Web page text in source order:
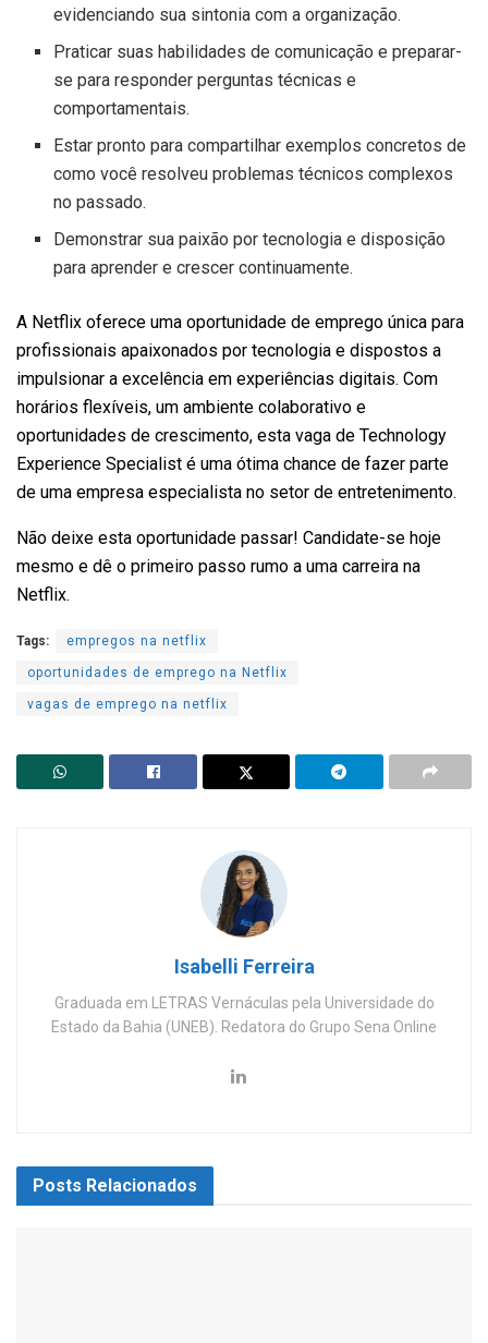
evidenciando sua sintonia com a organização.
Praticar suas habilidades de comunicação e preparar-
se para responder perguntas técnicas e
comportamentais.
Estar pronto para compartilhar exemplos concretos de
como você resolveu problemas técnicos complexos
no passado.
Demonstrar sua paixão por tecnologia e disposição
para aprender e crescer continuamente.
A Netflix oferece uma oportunidade de emprego única para
profissionais apaixonados por tecnologia e dispostos a
impulsionar a excelência em experiências digitais. Com
horários flexíveis, um ambiente colaborativo e
oportunidades de crescimento, esta vaga de Technology
Experience Specialist é uma ótima chance de fazer parte
de uma empresa especialista no setor de entretenimento.
Não deixe esta oportunidade passar! Candidate-se hoje
mesmo e dê o primeiro passo rumo a uma carreira na
Netflix.
Tags: empregos na netflix
oportunidades de emprego na Netflix
vagas de emprego na netflix
Isabelli Ferreira
Graduada em LETRAS Vernáculas pela Universidade do
Estado da Bahia (UNEB). Redatora do Grupo Sena Online
Posts Relacionados